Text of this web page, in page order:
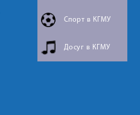
Спорт в КГМУ
Досуг в КГМУ